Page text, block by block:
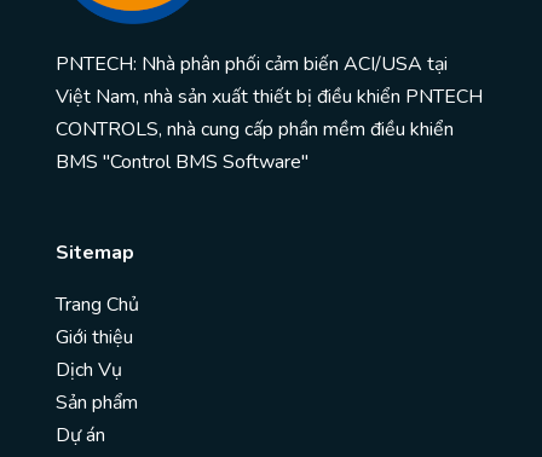
PNTECH: Nhà phân phối cảm biến ACI/USA tại
Việt Nam, nhà sản xuất thiết bị điều khiển PNTECH
CONTROLS, nhà cung cấp phần mềm điều khiển
BMS "Control BMS Software"
Sitemap
Trang Chủ
Giới thiệu
Dịch Vụ
Sản phẩm
Dự án